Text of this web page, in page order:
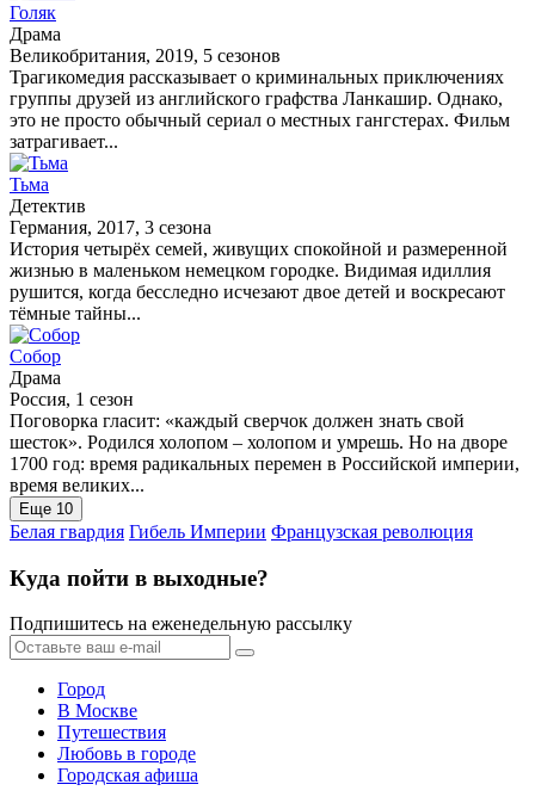
Голяк
Драма
Великобритания, 2019, 5 сезонов
Трагикомедия рассказывает о криминальных приключениях
группы друзей из английского графства Ланкашир. Однако,
это не просто обычный сериал о местных гангстерах. Фильм
затрагивает...
Тьма
Детектив
Германия, 2017, 3 сезона
История четырёх семей, живущих спокойной и размеренной
жизнью в маленьком немецком городке. Видимая идиллия
рушится, когда бесследно исчезают двое детей и воскресают
тёмные тайны...
Собор
Драма
Россия, 1 сезон
Поговорка гласит: «каждый сверчок должен знать свой
шесток». Родился холопом – холопом и умрешь. Но на дворе
1700 год: время радикальных перемен в Российской империи,
время великих...
Еще 10
Белая гвардия Гибель Империи Французская революция
Куда пойти в выходные?
Подпишитесь на еженедельную рассылку
Город
В Москве
Путешествия
Любовь в городе
Городская афиша